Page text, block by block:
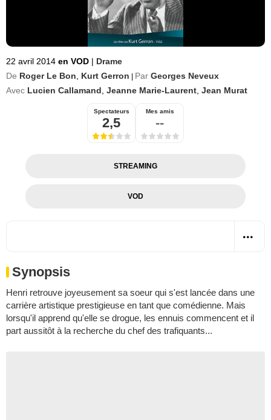
22 avril 2014 en VOD | Drame
De Roger Le Bon Kurt Gerron Par Georges Neveux
Avec Lucien Callamand Jeanne Marie-Laurent Jean Murat
Spectateurs
2,5
Mes amis
--
STREAMING
VOD
Synopsis
Henri retrouve joyeusement sa soeur qui s'est lancée dans une
carrière artistique prestigieuse en tant que comédienne. Mais
lorsqu'il apprend qu'elle se drogue, les ennuis commencent et il
part aussitôt à la recherche du chef des trafiquants...